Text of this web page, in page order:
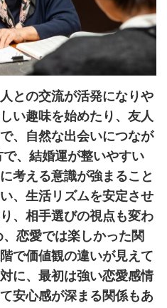
との交流が活発になりや
い趣味を始めたり、友人
、自然な出会いにつなが
、結婚運が整いやすい
考える意識が強まること
、生活リズムを安定させ
、相手選びの視点も変わ
恋愛では楽しかった関
で価値観の違いが見えて
に、最初は強い恋愛感情
安心感が深まる関係もあ